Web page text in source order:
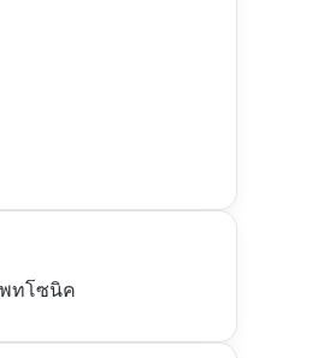
ทโซนิค